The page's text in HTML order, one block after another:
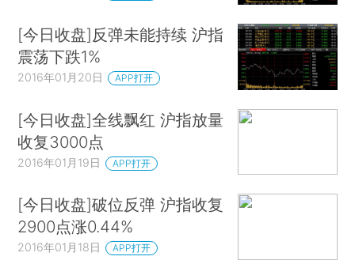
[今日收盘]反弹未能持续 沪指
震荡下跌1%
2016年01月20日 APP打开
[今日收盘]全线飘红 沪指放量
收复3000点
2016年01月19日 APP打开
[今日收盘]破位反弹 沪指收复
2900点涨0.44%
2016年01月18日 APP打开